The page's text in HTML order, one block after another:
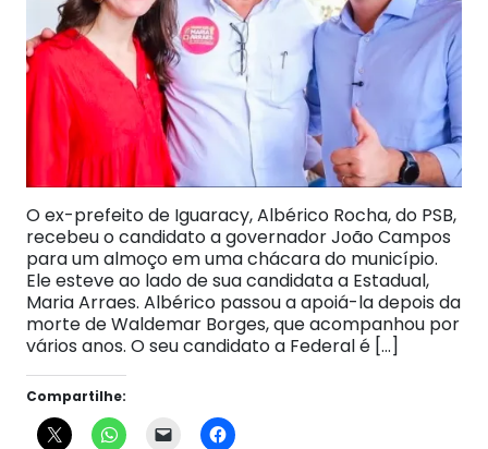
O ex-prefeito de Iguaracy, Albérico Rocha, do PSB,
recebeu o candidato a governador João Campos
para um almoço em uma chácara do município.
Ele esteve ao lado de sua candidata a Estadual,
Maria Arraes. Albérico passou a apoiá-la depois da
morte de Waldemar Borges, que acompanhou por
vários anos. O seu candidato a Federal é […]
Compartilhe: